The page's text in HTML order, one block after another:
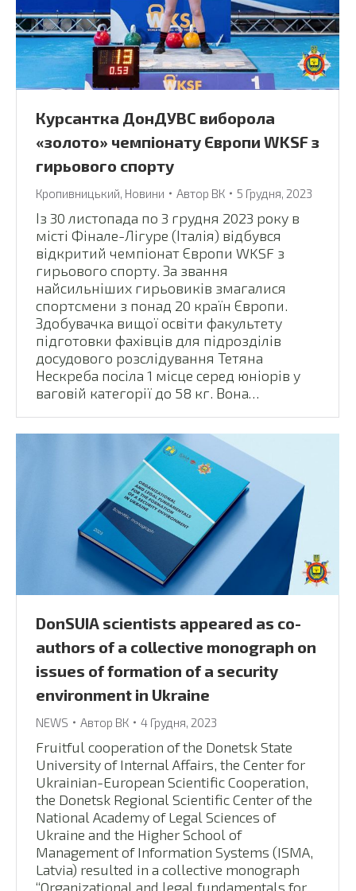
Курсантка ДонДУВС виборола
«золото» чемпіонату Європи WKSF з
гирьового спорту
Кропивницький, Новини Автор ВК 5 Грудня, 2023
Із 30 листопада по 3 грудня 2023 року в
місті Фінале-Лігуре (Італія) відбувся
відкритий чемпіонат Європи WKSF з
гирьового спорту. За звання
найсильніших гирьовиків змагалися
спортсмени з понад 20 країн Європи.
Здобувачка вищої освіти факультету
підготовки фахівців для підрозділів
досудового розслідування Тетяна
Нескреба посіла 1 місце серед юніорів у
ваговій категорії до 58 кг. Вона…
DonSUIA scientists appeared as co-
authors of a collective monograph on
issues of formation of a security
environment in Ukraine
NEWS Автор ВК 4 Грудня, 2023
Fruitful cooperation of the Donetsk State
University of Internal Affairs, the Center for
Ukrainian-European Scientific Cooperation,
the Donetsk Regional Scientific Center of the
National Academy of Legal Sciences of
Ukraine and the Higher School of
Management of Information Systems (ISMA,
Latvia) resulted in a collective monograph
“Organizational and legal fundamentals for